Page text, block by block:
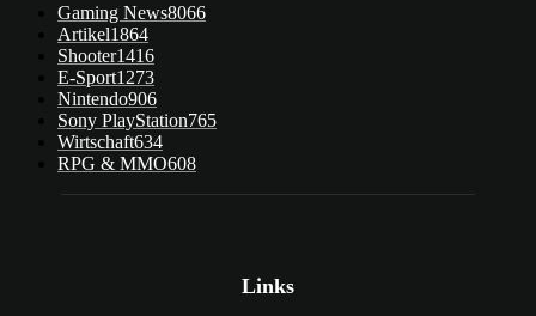
Gaming News8066
Artikel1864
Shooter1416
E-Sport1273
Nintendo906
Sony PlayStation765
Wirtschaft634
RPG & MMO608
Links